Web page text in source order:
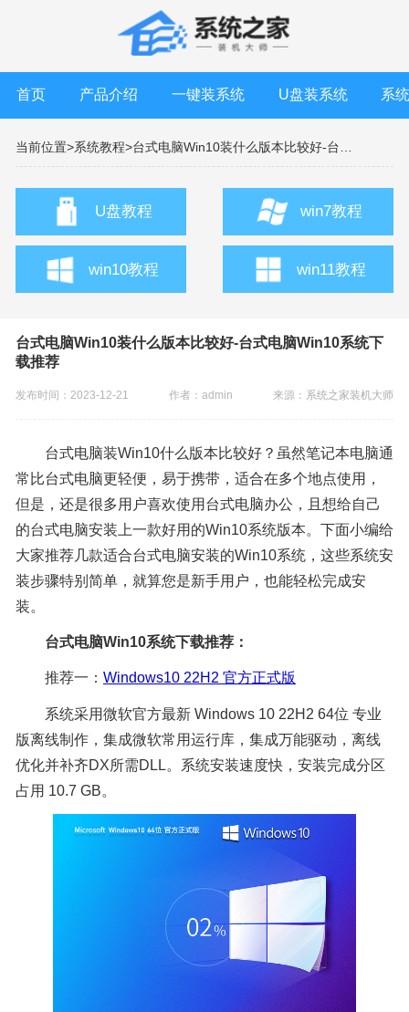
首页 产品介绍 一键装系统 U盘装系统 系
当前位置>系统教程>
U盘教程 win7教程
win10教程 win11教程
台式电脑Win10装什么版本比较好-台式电脑Win10系统下
载推荐
发布时间：2023-12-21 作者：admin 来源： 系统之家装机大师
台式电脑装Win10什么版本比较好？虽然笔记本电脑通
常比台式电脑更轻便，易于携带，适合在多个地点使用，
但是，还是很多用户喜欢使用台式电脑办公，且想给自己
的台式电脑安装上一款好用的Win10系统版本。下面小编给
大家推荐几款适合台式电脑安装的Win10系统，这些系统安
装步骤特别简单，就算您是新手用户，也能轻松完成安
装。
台式电脑Win10系统下载推荐：
推荐一： Windows10 22H2 官方正式版
系统采用微软官方最新 Windows 10 22H2 64位 专业
版离线制作，集成微软常用运行库，集成万能驱动，离线
优化并补齐DX所需DLL。系统安装速度快，安装完成分区
占用 10.7 GB。